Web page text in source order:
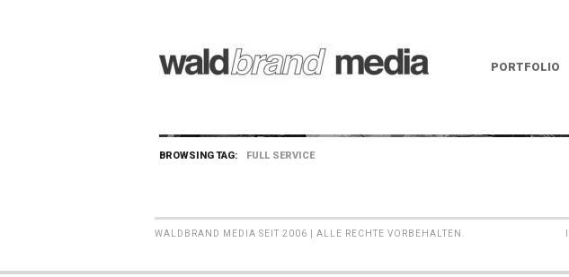
PORTFOLIO
BROWSING TAG: FULL SERVICE
WALDBRAND MEDIA SEIT 2006 | ALLE RECHTE VORBEHALTEN.